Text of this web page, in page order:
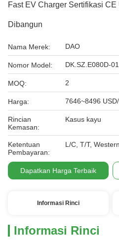
Fast EV Charger Sertifikasi
Dibangun
Nama Merek: DAO
Nomor Model: DK.SZ.E080D-01
MOQ: 2
Harga: 7646~8496
Rincian
Kemasan:
Kasus kayu
Ketentuan
Pembayaran:
L/C, T/T,
Dapatkan Harga Terbaik
Informasi Rinci
Informasi Rinci